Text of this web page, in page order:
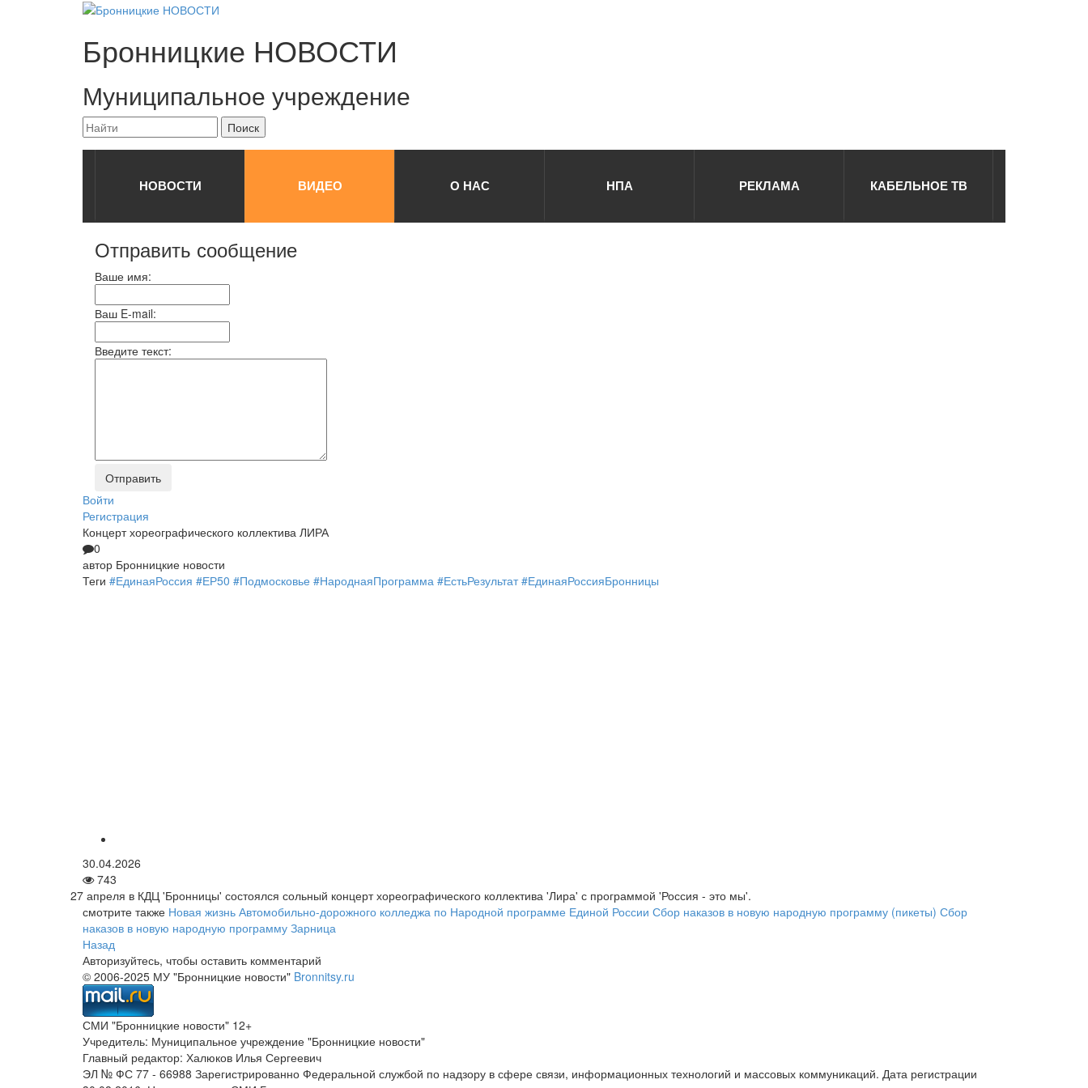
Бронницкие НОВОСТИ
Муниципальное учреждение
НОВОСТИ ВИДЕО О НАС НПА РЕКЛАМА КАБЕЛЬНОЕ ТВ
Отправить сообщение
Ваше имя:
Ваш E-mail:
Введите текст:
Войти
Регистрация
Концерт хореографического коллектива ЛИРА
0
автор Бронницкие новости
Теги #ЕдинаяРоссия #ЕР50 #Подмосковье #НароднаяПрограмма #ЕстьРезультат #ЕдинаяРоссияБронницы
30.04.2026
743
27 апреля в КДЦ 'Бронницы' состоялся сольный концерт хореографического коллектива 'Лира' с программой 'Россия - это мы'.
смотрите также Новая жизнь Автомобильно-дорожного колледжа по Народной программе Единой России Сбор наказов в новую народную программу (пикеты) Сбор
наказов в новую народную программу Зарница
Назад
Авторизуйтесь, чтобы оставить комментарий
© 2006-2025 МУ "Бронницкие новости" Bronnitsy.ru
СМИ "Бронницкие новости" 12+
Учредитель: Муниципальное учреждение "Бронницкие новости"
Главный редактор: Халюков Илья Сергеевич
ЭЛ № ФС 77 - 66988 Зарегистрированно Федеральной службой по надзору в сфере связи, информационных технологий и массовых коммуникаций. Дата регистрации